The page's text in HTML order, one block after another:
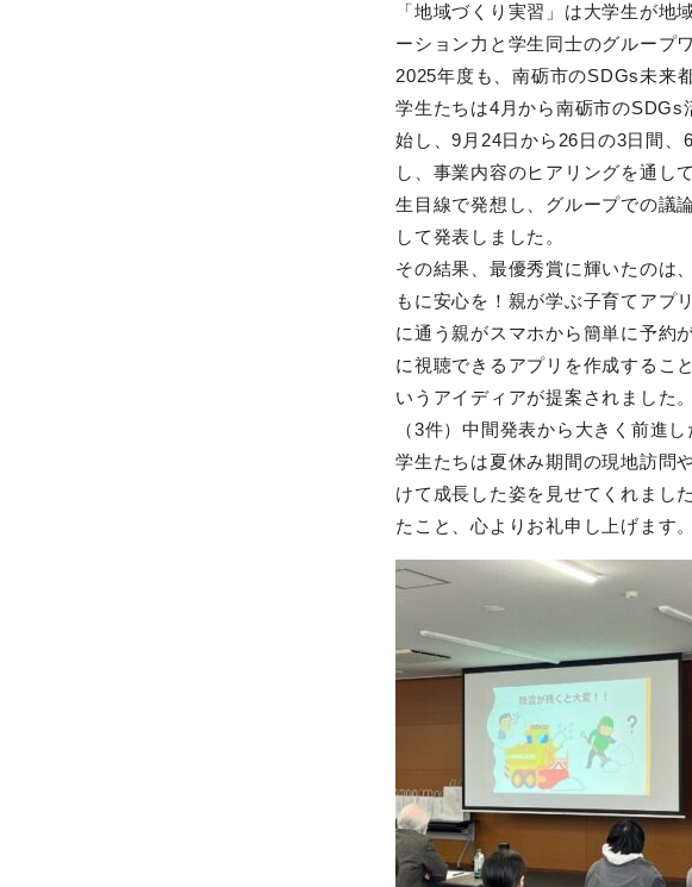
「地域づくり実習」は大学生が
ーション力と学生同士のグループ
2025年度も、南砺市のSDGs未来
学生たちは4月から南砺市のSDGs
始し、9月24日から26日の3日間
し、事業内容のヒアリングを通し
生目線で発想し、グループでの議
して発表しました。
その結果、最優秀賞に輝いたのは
もに安心を！親が学ぶ子育てアプ
に通う親がスマホから簡単に予約
に視聴できるアプリを作成するこ
いうアイディアが提案されました
（3件）中間発表から大きく前進
学生たちは夏休み期間の現地訪問
けて成長した姿を見せてくれまし
たこと、心よりお礼申し上げます。